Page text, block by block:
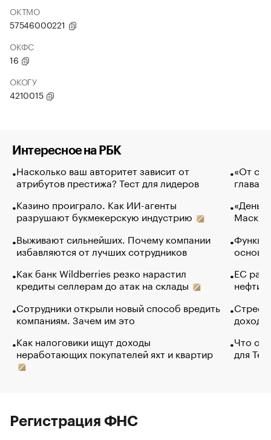
ОКТМО
57546000221
ОКФС
16
ОКОГУ
4210015
Интересное на РБК
Насколько ваш авторитет зависит от
атрибутов престижа? Тест для лидеров
Казино проиграло. Как ИИ-агенты
разрушают букмекерскую индустрию
Выживают сильнейших. Почему компании
избавляются от лучших сотрудников
Как банк Wildberries резко нарастил
кредиты селлерам до атак на склады
Сотрудники открыли новый способ вредить
компаниям. Зачем им это
Как налоговики ищут доходы
неработающих покупателей яхт и квартир
«От
глава
Маск в
основ
ЕС
нефти
Что
для
Регистрация ФНС